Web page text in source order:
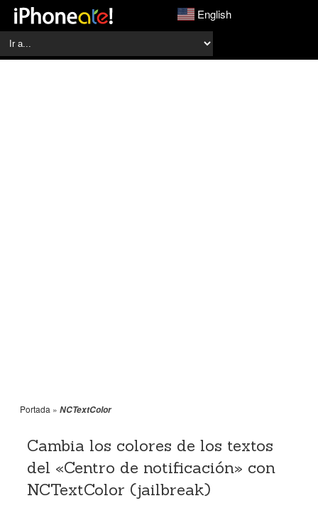
English
Portada » NCTextColor
Cambia los colores de los textos
del «Centro de notificación» con
NCTextColor (jailbreak)